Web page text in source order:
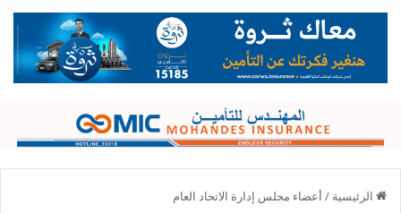
الرئيسية / أعضاء مجلس إدارة الاتحاد العام